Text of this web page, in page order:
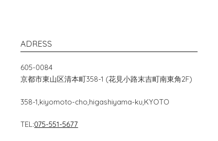
ADRESS
605-0084
京都市東山区清本町358-1 (花見小路末吉町南東角2F)
358-1,kiyomoto-cho,higashiyama-ku,KYOTO
TEL:075-551-5677